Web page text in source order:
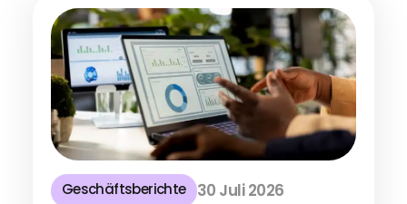
Geschäftsberichte 30 Juli 2026